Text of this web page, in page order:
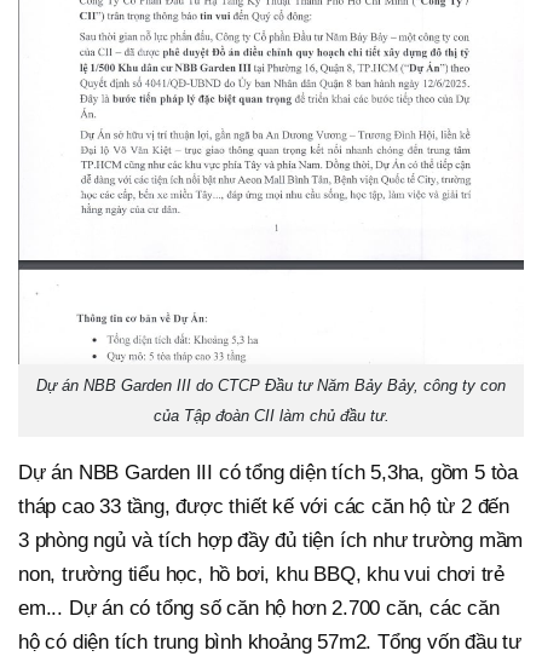
Dự án NBB Garden III do CTCP Đầu tư Năm Bảy Bảy, công ty con
của Tập đoàn CII làm chủ đầu tư.
Dự án NBB Garden III có tổng diện tích 5,3ha, gồm 5 tòa
tháp cao 33 tầng, được thiết kế với các căn hộ từ 2 đến
3 phòng ngủ và tích hợp đầy đủ tiện ích như trường mầm
non, trường tiểu học, hồ bơi, khu BBQ, khu vui chơi trẻ
em... Dự án có tổng số căn hộ hơn 2.700 căn, các căn
hộ có diện tích trung bình khoảng 57m2. Tổng vốn đầu tư